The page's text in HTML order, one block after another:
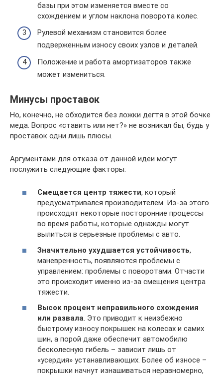
базы при этом изменяется вместе со
схождением и углом наклона поворота колес.
Рулевой механизм становится более
подверженным износу своих узлов и деталей.
Положение и работа амортизаторов также
может измениться.
Минусы проставок
Но, конечно, не обходится без ложки дегтя в этой бочке
меда. Вопрос «ставить или нет?» не возникал бы, будь у
проставок одни лишь плюсы.
Аргументами для отказа от данной идеи могут
послужить следующие факторы:
Смещается центр тяжести, который
предусматривался производителем. Из-за этого
происходят некоторые посторонние процессы
во время работы, которые однажды могут
вылиться в серьезные проблемы с авто.
Значительно ухудшается устойчивость,
маневренность, появляются проблемы с
управлением: проблемы с поворотами. Отчасти
это происходит именно из-за смещения центра
тяжести.
Высок процент неправильного схождения
или развала. Это приводит к неизбежно
быстрому износу покрышек на колесах и самих
шин, а порой даже обеспечит автомобилю
бесколесную гибель – зависит лишь от
«усердия» устанавливающих. Более об износе –
покрышки начнут изнашиваться неравномерно,